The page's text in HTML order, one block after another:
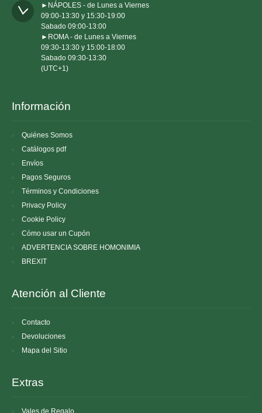
►NÁPOLES - de Lunes a Viernes
09:00-13:30 y 15:30-19:00
Sabado 09:00-13:00
►ROMA - de Lunes a Viernes
09:30-13:30 y 15:00-18:00
Sabado 09:30-13:30
(UTC+1)
Información
Quiénes Somos
Catálogos pdf
Envíos
Pagos Seguros
Términos y Condiciones
Privacy Policy
Cookie Policy
Cómo usar un Cupón
ADVERTENCIA SOBRE HOMONIMIA
BREXIT
Atención al Cliente
Contacto
Devoluciones
Mapa del Sitio
Extras
Vales de Regalo